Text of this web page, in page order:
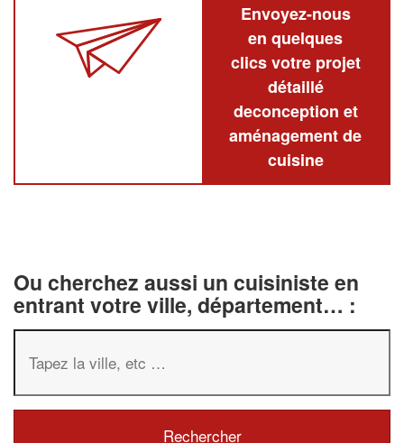
Envoyez-nous
en quelques
clics votre projet
détaillé
deconception et
aménagement de
cuisine
Ou cherchez aussi un cuisiniste en
entrant votre ville, département… :